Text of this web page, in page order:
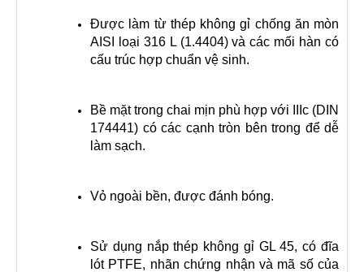
Được làm từ thép không gỉ chống ăn mòn
AISI loại 316 L (1.4404) và các mối hàn có
cấu trúc hợp chuẩn vệ sinh.
Bề mặt trong chai mịn phù hợp với IIIc (DIN
174441) có các cạnh tròn bên trong để dễ
làm sạch.
Vỏ ngoài bền, được đánh bóng.
Sử dụng nắp thép không gỉ GL 45, có đĩa
lót PTFE, nhãn chứng nhận và mã số của